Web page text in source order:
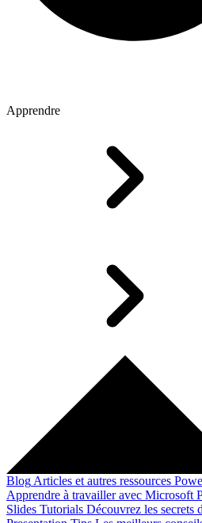
Apprendre
Blog Articles et autres ressources
Apprendre à travailler avec Microsoft
Slides Tutorials Découvrez les secrets